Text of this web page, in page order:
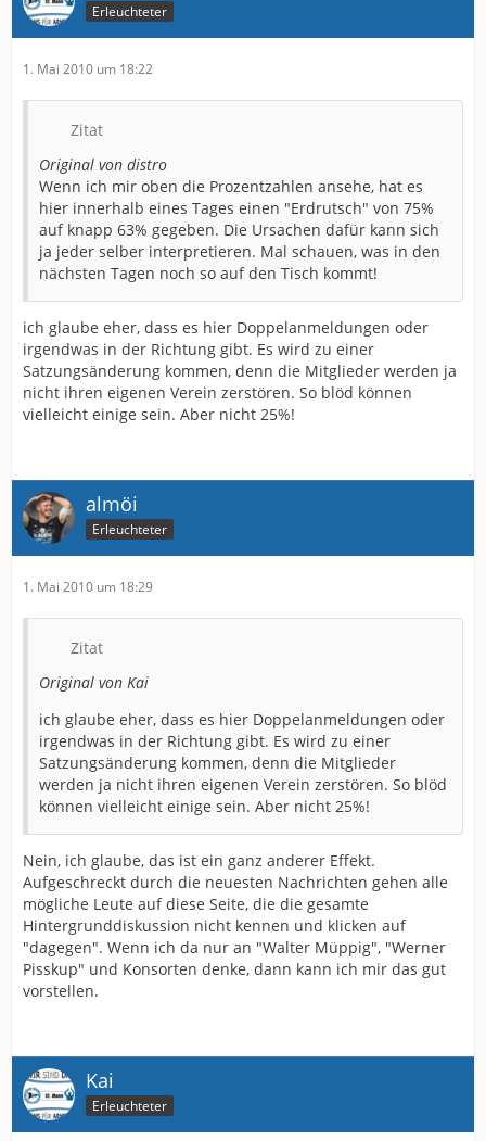
Erleuchteter
1. Mai 2010 um 18:22
Zitat
Original von distro
Wenn ich mir oben die Prozentzahlen ansehe, hat es
hier innerhalb eines Tages einen "Erdrutsch" von 75%
auf knapp 63% gegeben. Die Ursachen dafür kann sich
ja jeder selber interpretieren. Mal schauen, was in den
nächsten Tagen noch so auf den Tisch kommt!
ich glaube eher, dass es hier Doppelanmeldungen oder
irgendwas in der Richtung gibt. Es wird zu einer
Satzungsänderung kommen, denn die Mitglieder werden ja
nicht ihren eigenen Verein zerstören. So blöd können
vielleicht einige sein. Aber nicht 25%!
almöi
Erleuchteter
1. Mai 2010 um 18:29
Zitat
Original von Kai
ich glaube eher, dass es hier Doppelanmeldungen oder
irgendwas in der Richtung gibt. Es wird zu einer
Satzungsänderung kommen, denn die Mitglieder
werden ja nicht ihren eigenen Verein zerstören. So blöd
können vielleicht einige sein. Aber nicht 25%!
Nein, ich glaube, das ist ein ganz anderer Effekt.
Aufgeschreckt durch die neuesten Nachrichten gehen alle
mögliche Leute auf diese Seite, die die gesamte
Hintergrunddiskussion nicht kennen und klicken auf
"dagegen". Wenn ich da nur an "Walter Müppig", "Werner
Pisskup" und Konsorten denke, dann kann ich mir das gut
vorstellen.
Kai
Erleuchteter